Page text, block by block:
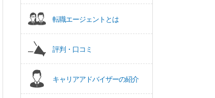
転職エージェントとは
評判・口コミ
キャリアアドバイザーの紹介